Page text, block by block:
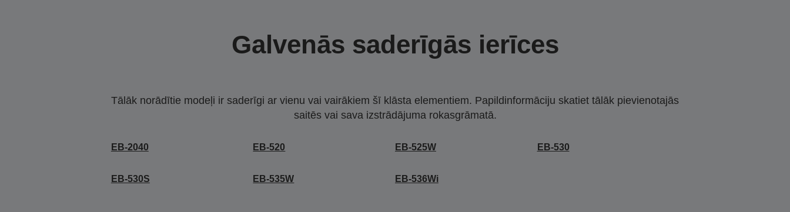
Galvenās saderīgās ierīces
Tālāk norādītie modeļi ir saderīgi ar vienu vai vairākiem šī klāsta elementiem. Papildinformāciju skatiet tālāk pievienotajās
saitēs vai sava izstrādājuma rokasgrāmatā.
EB-2040 EB-520 EB-525W EB-530
EB-530S EB-535W EB-536Wi